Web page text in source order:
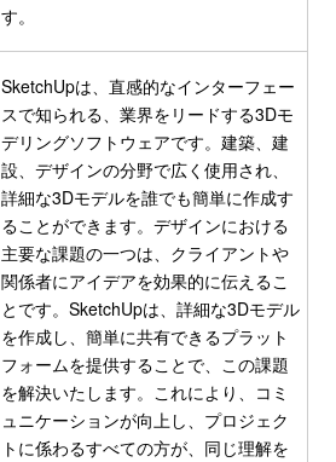
す。
SketchUpは、直感的なインターフェー
スで知られる、業界をリードする3Dモ
デリングソフトウェアです。建築、建
設、デザインの分野で広く使用され、
詳細な3Dモデルを誰でも簡単に作成す
ることができます。デザインにおける
主要な課題の一つは、クライアントや
関係者にアイデアを効果的に伝えるこ
とです。SketchUpは、詳細な3Dモデル
を作成し、簡単に共有できるプラット
フォームを提供することで、この課題
を解決いたします。これにより、コミ
ュニケーションが向上し、プロジェク
トに係わるすべての方が、同じ理解を